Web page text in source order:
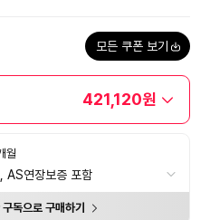
모든 쿠폰 보기
421,120원
월
AS연장보증 포함
독으로 구매하기